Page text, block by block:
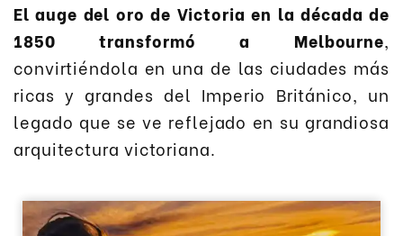
El auge del oro de Victoria en la década de
1850 transformó a Melbourne,
convirtiéndola en una de las ciudades más
ricas y grandes del Imperio Británico, un
legado que se ve reflejado en su grandiosa
arquitectura victoriana.